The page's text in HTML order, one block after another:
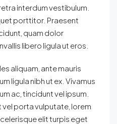
interdum vestibulum.
porttitor. Praesent
quam dolor
libero ligula ut eros.
aliquam, ante mauris
ligula nibh ut ex. Vivamus
ac, tincidunt vel ipsum.
porta vulputate, lorem
elit turpis eget